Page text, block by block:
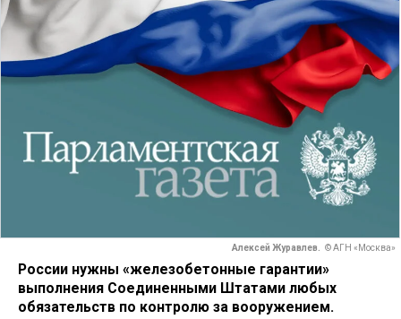
Алексей Журавлев. © АГН «Москва»
России нужны «железобетонные гарантии»
выполнения Соединенными Штатами любых
обязательств по контролю за вооружением.